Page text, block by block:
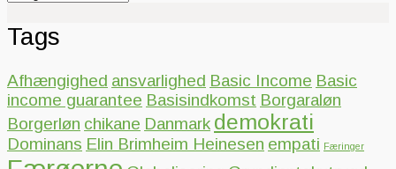
Tags
Afhængighed ansvarlighed Basic Income Basic
income guarantee Basisindkomst Borgaraløn
Borgerløn chikane Danmark demokrati
Dominans Elin Brimheim Heinesen empati Færinger